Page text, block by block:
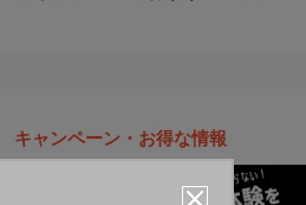
キャンペーン・お得な情報